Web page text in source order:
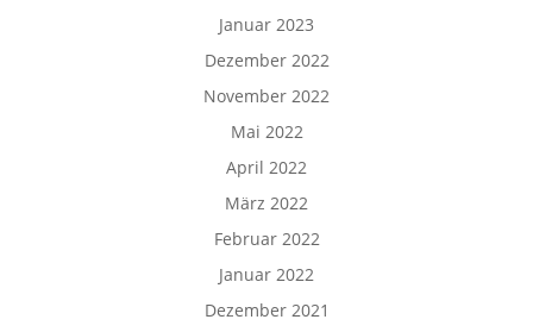
Januar 2023
Dezember 2022
November 2022
Mai 2022
April 2022
März 2022
Februar 2022
Januar 2022
Dezember 2021